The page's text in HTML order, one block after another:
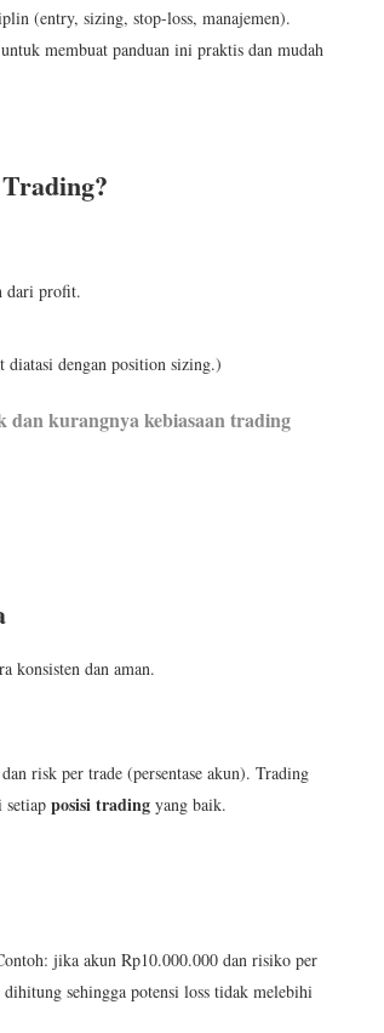
(entry, sizing, stop-loss, manajemen).
membuat panduan ini praktis dan mudah
?
dari profit.
diatasi dengan position sizing.)
kurangnya kebiasaan trading
konsisten dan aman.
risk per trade (persentase akun). Trading
setiap posisi trading yang baik.
jika akun Rp10.000.000 dan risiko per
sehingga potensi loss tidak melebihi